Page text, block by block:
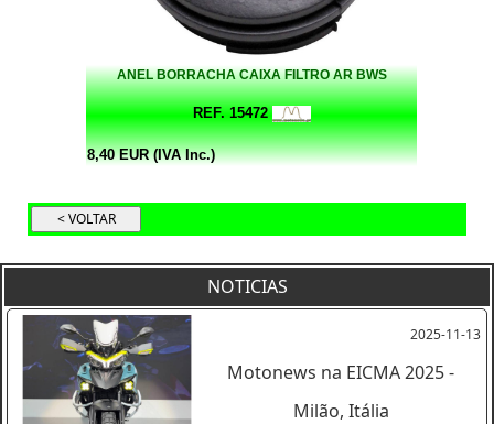
ANEL BORRACHA CAIXA FILTRO AR BWS
REF. 15472
8,40 EUR (IVA Inc.)
NOTICIAS
2025-11-13
Motonews na EICMA 2025 -
Milão, Itália